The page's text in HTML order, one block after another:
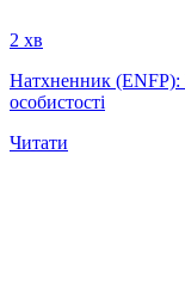
2 хв
Натхненник (ENFP):
особистості
Читати